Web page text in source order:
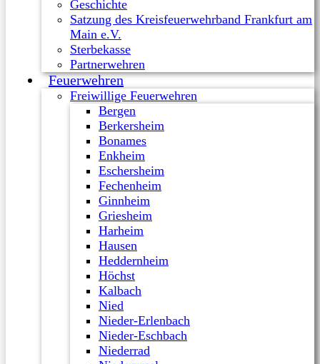
Geschichte
Satzung des Kreisfeuerwehrband Frankfurt am
Main e.V.
Sterbekasse
Partnerwehren
Feuerwehren
Freiwillige Feuerwehren
Bergen
Berkersheim
Bonames
Enkheim
Eschersheim
Fechenheim
Ginnheim
Griesheim
Harheim
Hausen
Heddernheim
Höchst
Kalbach
Nied
Nieder-Erlenbach
Nieder-Eschbach
Niederrad